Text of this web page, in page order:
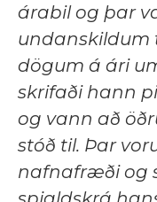
árabil og þar
undanskildum
dögum á ári
skrifaði hann
og vann að
stóð til. Þar
nafnafræði og